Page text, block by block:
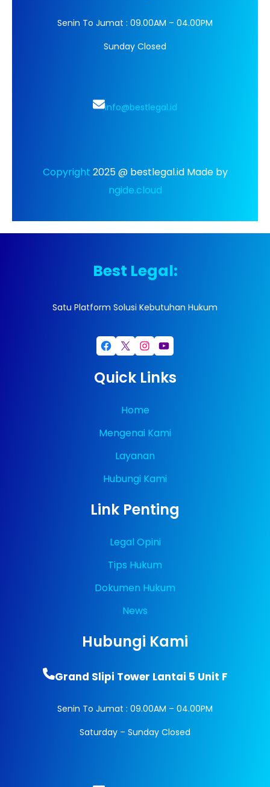
Senin To Jumat : 09.00AM – 04.00PM
Sunday Closed
info@bestlegal.id
Copyright 2025 @ bestlegal.id Made by
ngide.cloud
Best Legal:
Satu Platform Solusi Kebutuhan Hukum
Facebook X Instagram YouTube
Quick Links
Home
Mengenai Kami
Layanan
Hubungi Kami
Link Penting
Legal Opini
Tips Hukum
Dokumen Hukum
News
Hubungi Kami
Grand Slipi Tower Lantai 5 Unit F
Senin To Jumat : 09.00AM – 04.00PM
Saturday – Sunday Closed